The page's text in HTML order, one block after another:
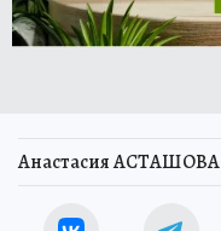
Анастасия АСТАШОВА